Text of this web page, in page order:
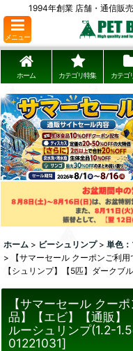
1994年創業 店舗・通信販
メニュー
ホーム カテゴリ特集 カテゴ
ホーム > ビーシュリンプ > 単色
>
【サマーセール クーポンご利
【シュリンプ】【5匹】ダークブ
【サマーセール クー
品】【エビ】【通販】
ルーシュリンプ(1.2-
01221031]